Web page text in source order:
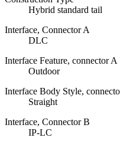
Hybrid standard tail
Interface, Connector A
DLC
Interface Feature, connector A
Outdoor
Interface Body Style,
Straight
Interface, Connector B
IP-LC